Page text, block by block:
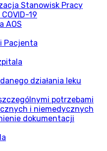
Stanowisk Pracy
19
AOS
Pacjenta
działania leku
potrzebami
i niemedycznych
dokumentacji